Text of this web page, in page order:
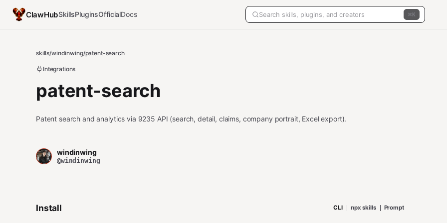
ClawHubSkillsPluginsOfficialDocs K
skills/windinwing/patent-search
Integrations
patent-search
Patent search and analytics via 9235 API (search, detail, claims, company portrait, Excel export).
windinwing
@windinwing
Install CLI npx skills Prompt